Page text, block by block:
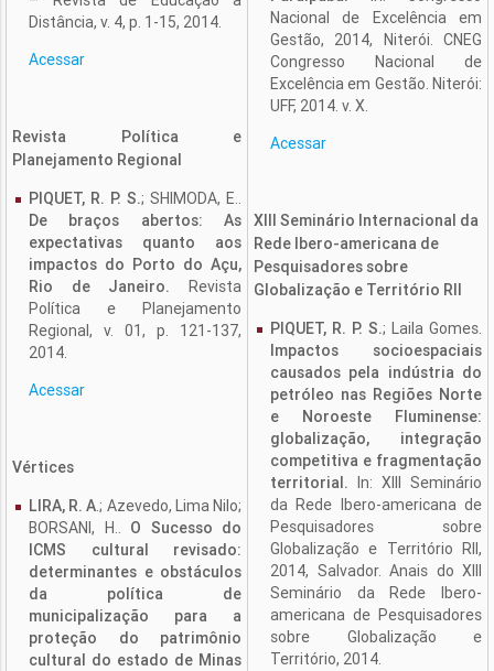
Distância, v. 4, p. 1-15, 2014.
Acessar
Revista Política e
Planejamento Regional
PIQUET, R. P. S.; SHIMODA, E..
De braços abertos: As
expectativas quanto aos
impactos do Porto do Açu,
Rio de Janeiro. Revista
Política e Planejamento
Regional, v. 01, p. 121-137,
2014.
Acessar
Vértices
LIRA, R. A.; Azevedo, Lima Nilo;
BORSANI, H.. O Sucesso do
ICMS cultural revisado:
determinantes e obstáculos
da política de
municipalização para a
proteção do patrimônio
cultural do estado de Minas
Nacional de Excelência em
Gestão, 2014, Niterói. CNEG
Congresso Nacional de
Excelência em Gestão. Niterói:
UFF, 2014. v. X.
Acessar
XIII Seminário Internacional da
Rede Ibero-americana de
Pesquisadores sobre
Globalização e Território RII
PIQUET, R. P. S.; Laila Gomes.
Impactos socioespaciais
causados pela indústria do
petróleo nas Regiões Norte
e Noroeste Fluminense:
globalização, integração
competitiva e fragmentação
territorial. In: XIII Seminário
da Rede Ibero-americana de
Pesquisadores sobre
Globalização e Território RII,
2014, Salvador. Anais do XIII
Seminário da Rede Ibero-
americana de Pesquisadores
sobre Globalização e
Território, 2014.